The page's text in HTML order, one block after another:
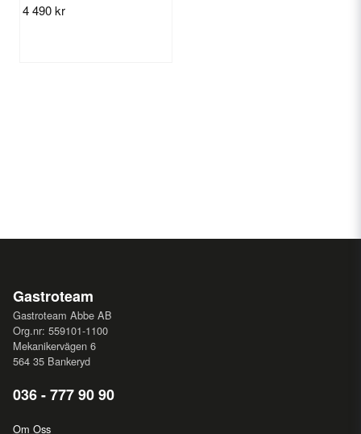
4 490 kr
Gastroteam
Gastroteam Abbe AB
Org.nr: 559101-1100
Mekanikervägen 6
564 35 Bankeryd
036 - 777 90 90
Om Oss